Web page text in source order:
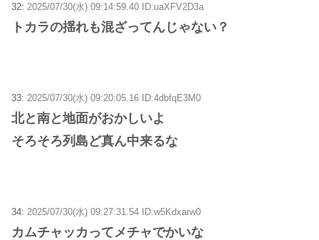
32: 2025/07/30(水) 09:14:59.40 ID:uaXFV2D3a
トカラの揺れも混ざってんじゃない？
33: 2025/07/30(水) 09:20:05.16 ID:4dbfqE3M0
北と南と地面がおかしいよ
そろそろ列島ど真ん中来るな
34: 2025/07/30(水) 09:27:31.54 ID:w5Kdxarw0
カムチャッカってメチャでかいな